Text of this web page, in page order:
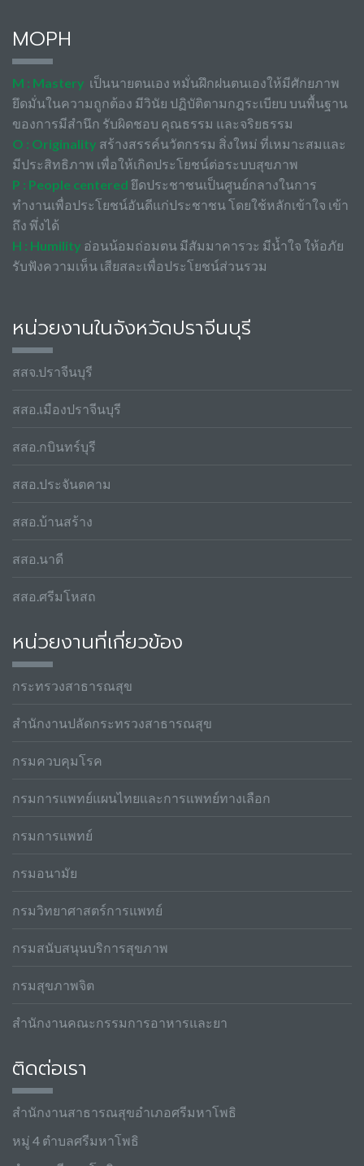
MOPH
M : Mastery เป็นนายตนเอง หมั่นฝึกฝนตนเองให้มีศักยภาพ
ยึดมั่นในความถูกต้อง มีวินัย ปฏิบัติตามกฎระเบียบ บนพื้นฐาน
ของการมีสำนึก รับผิดชอบ คุณธรรม และจริยธรรม
O : Originality สร้างสรรค์นวัตกรรม สิ่งใหม่ ที่เหมาะสมและ
มีประสิทธิภาพ เพื่อให้เกิดประโยชน์ต่อระบบสุขภาพ
P : People centered ยึดประชาชนเป็นศูนย์กลางในการ
ทำงานเพื่อประโยชน์อันดีแก่ประชาชน โดยใช้หลักเข้าใจ เข้า
ถึง พึ่งได้
H : Humility อ่อนน้อมถ่อมตน มีสัมมาคารวะ มีน้ำใจ ให้อภัย
รับฟังความเห็น เสียสละเพื่อประโยชน์ส่วนรวม
หน่วยงานในจังหวัดปราจีนบุรี
สสจ.ปราจีนบุรี
สสอ.เมืองปราจีนบุรี
สสอ.กบินทร์บุรี
สสอ.ประจันตคาม
สสอ.บ้านสร้าง
สสอ.นาดี
สสอ.ศรีมโหสถ
หน่วยงานที่เกี่ยวข้อง
กระทรวงสาธารณสุข
สำนักงานปลัดกระทรวงสาธารณสุข
กรมควบคุมโรค
กรมการแพทย์แผนไทยและการแพทย์ทางเลือก
กรมการแพทย์
กรมอนามัย
กรมวิทยาศาสตร์การแพทย์
กรมสนับสนุนบริการสุขภาพ
กรมสุขภาพจิต
สำนักงานคณะกรรมการอาหารและยา
ติดต่อเรา
สำนักงานสาธารณสุขอำเภอศรีมหาโพธิ
หมู่ 4 ตำบลศรีมหาโพธิ